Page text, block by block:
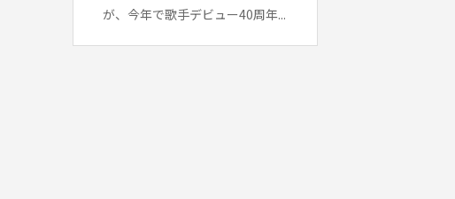
が、今年で歌手デビュー40周年...